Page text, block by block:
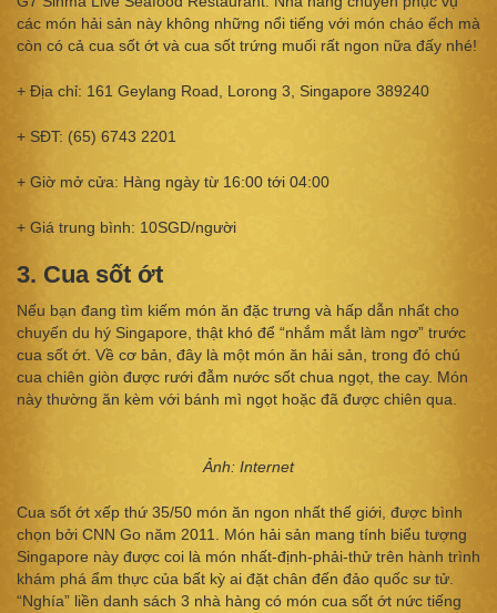
các món hải sản này không những nổi tiếng với món cháo ếch mà
còn có cả cua sốt ớt và cua sốt trứng muối rất ngon nữa đấy nhé!
+ Địa chỉ: 161 Geylang Road, Lorong 3, Singapore 389240
+ SĐT: (65) 6743 2201
+ Giờ mở cửa: Hàng ngày từ 16:00 tới 04:00
+ Giá trung bình: 10SGD/người
3. Cua sốt ớt
Nếu bạn đang tìm kiếm món ăn đặc trưng và hấp dẫn nhất cho
chuyến du hý Singapore, thật khó để “nhắm mắt làm ngơ” trước
cua sốt ớt. Về cơ bản, đây là một món ăn hải sản, trong đó chú
cua chiên giòn được rưới đẫm nước sốt chua ngọt, the cay. Món
này thường ăn kèm với bánh mì ngọt hoặc đã được chiên qua.
Ảnh: Internet
Cua sốt ớt xếp thứ 35/50 món ăn ngon nhất thế giới, được bình
chọn bởi CNN Go năm 2011. Món hải sản mang tính biểu tượng
Singapore này được coi là món nhất-định-phải-thử trên hành trình
khám phá ẩm thực của bất kỳ ai đặt chân đến đảo quốc sư tử.
“Nghía” liền danh sách 3 nhà hàng có món cua sốt ớt nức tiếng